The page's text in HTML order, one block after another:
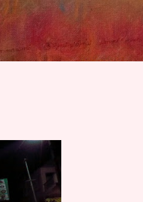
content